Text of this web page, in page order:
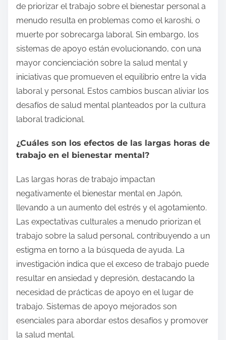
de priorizar el trabajo sobre el bienestar personal a
menudo resulta en problemas como el karoshi, o
muerte por sobrecarga laboral. Sin embargo, los
sistemas de apoyo están evolucionando, con una
mayor concienciación sobre la salud mental y
iniciativas que promueven el equilibrio entre la vida
laboral y personal. Estos cambios buscan aliviar los
desafíos de salud mental planteados por la cultura
laboral tradicional.
¿Cuáles son los efectos de las largas horas de
trabajo en el bienestar mental?
Las largas horas de trabajo impactan
negativamente el bienestar mental en Japón,
llevando a un aumento del estrés y el agotamiento.
Las expectativas culturales a menudo priorizan el
trabajo sobre la salud personal, contribuyendo a un
estigma en torno a la búsqueda de ayuda. La
investigación indica que el exceso de trabajo puede
resultar en ansiedad y depresión, destacando la
necesidad de prácticas de apoyo en el lugar de
trabajo. Sistemas de apoyo mejorados son
esenciales para abordar estos desafíos y promover
la salud mental.